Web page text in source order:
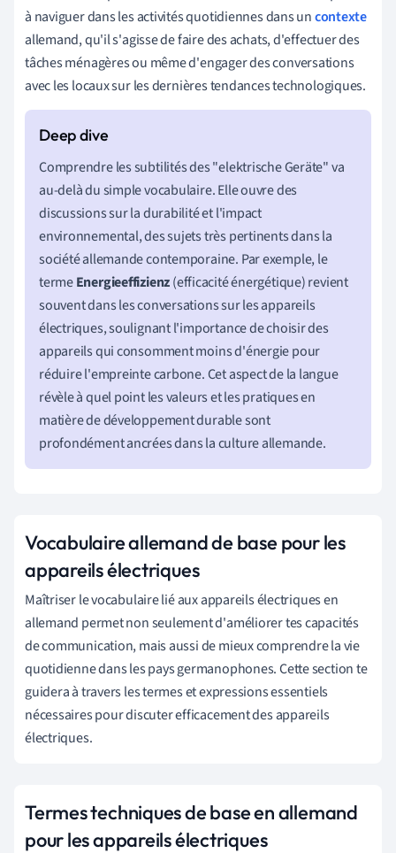
à naviguer dans les activités quotidiennes dans uncontexte
allemand, qu'il s'agisse de faire des achats, d'effectuer des
tâches ménagères ou même d'engager des conversations
avec les locaux sur les dernières tendances technologiques.
Comprendre les subtilités des "elektrische Geräte" va
au-delà du simple vocabulaire. Elle ouvre des
discussions sur la durabilité et l'impact
environnemental, des sujets très pertinents dans la
société allemande contemporaine. Par exemple, le
termeEnergieeffizienz(efficacité énergétique) revient
souvent dans les conversations sur les appareils
électriques, soulignant l'importance de choisir des
appareils qui consomment moins d'énergie pour
réduire l'empreinte carbone. Cet aspect de la langue
révèle à quel point les valeurs et les pratiques en
matière de développement durable sont
profondément ancrées dans la culture allemande.
Vocabulaire allemand de base pour les
appareils électriques
Maîtriser le vocabulaire lié aux appareils électriques en
allemand permet non seulement d'améliorer tes capacités
de communication, mais aussi de mieux comprendre la vie
quotidienne dans les pays germanophones. Cette section te
guidera à travers les termes et expressions essentiels
nécessaires pour discuter efficacement des appareils
électriques.
Termes techniques de base en allemand
pour les appareils électriques